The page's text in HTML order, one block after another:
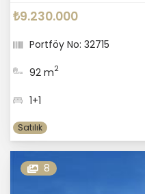
₺9.230.000
Portföy No: 32715
92 m2
1+1
Satılık
8